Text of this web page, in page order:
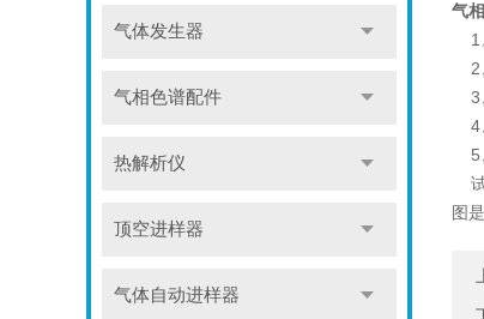
气体发生器
气相色谱配件
热解析仪
顶空进样器
气体自动进样器
气
1
2
3
4
5
试
图